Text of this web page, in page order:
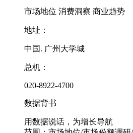
市场地位 消费洞察 商业趋势
地址：
中国. 广州大学城
总机：
020-8922-4700
数据背书
用数据说话，为增长导航